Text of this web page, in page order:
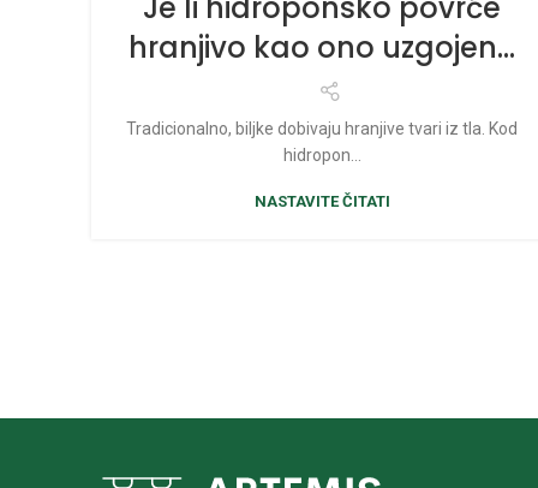
hranjivo kao ono uzgojeno
u tlu?
Tradicionalno, biljke dobivaju hranjive tvari iz tla. Kod
hidropon...
NASTAVITE ČITATI